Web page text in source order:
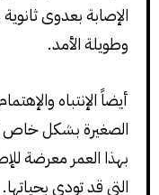
الإصابة بعدوى
وطويلة الأمد.
أيضاً الإنتباه
بهذا العمر معرضة
التي قد تودي بحياتها.